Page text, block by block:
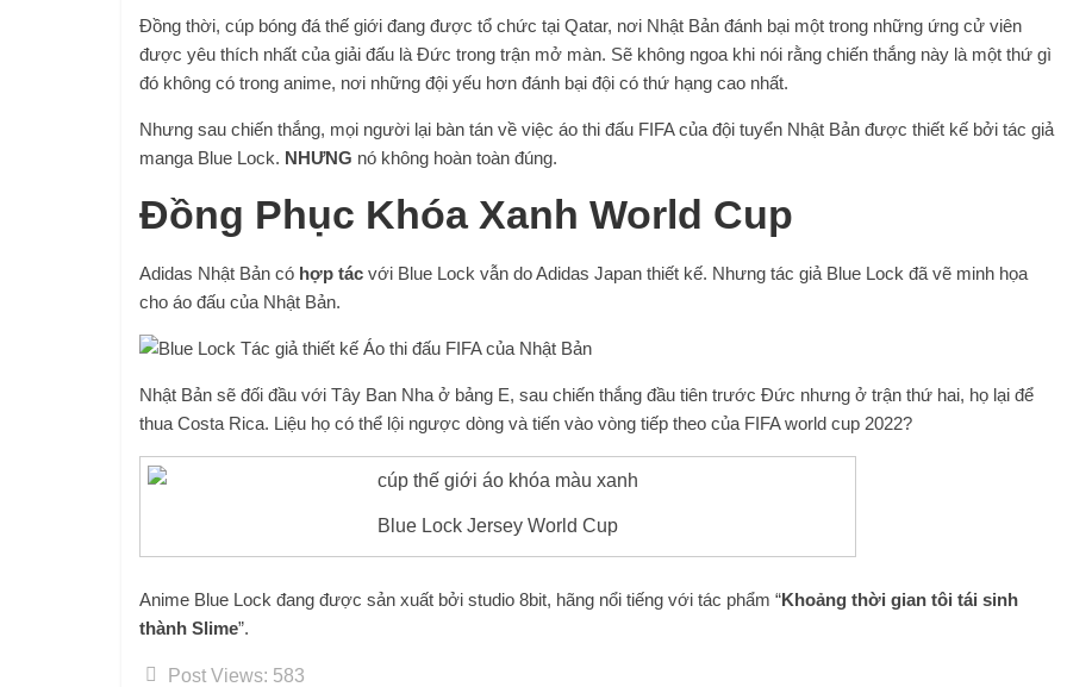
Đồng thời, cúp bóng đá thế giới đang được tổ chức tại Qatar, nơi Nhật Bản đánh bại một trong những ứng cử viên
được yêu thích nhất của giải đấu là Đức trong trận mở màn. Sẽ không ngoa khi nói rằng chiến thắng này là một thứ gì
đó không có trong anime, nơi những đội yếu hơn đánh bại đội có thứ hạng cao nhất.
Nhưng sau chiến thắng, mọi người lại bàn tán về việc áo thi đấu FIFA của đội tuyển Nhật Bản được thiết kế bởi tác giả
manga Blue Lock. NHƯNG nó không hoàn toàn đúng.
Đồng Phục Khóa Xanh World Cup
Adidas Nhật Bản có hợp tác với Blue Lock vẫn do Adidas Japan thiết kế. Nhưng tác giả Blue Lock đã vẽ minh họa
cho áo đấu của Nhật Bản.
Nhật Bản sẽ đối đầu với Tây Ban Nha ở bảng E, sau chiến thắng đầu tiên trước Đức nhưng ở trận thứ hai, họ lại để
thua Costa Rica. Liệu họ có thể lội ngược dòng và tiến vào vòng tiếp theo của FIFA world cup 2022?
Blue Lock Jersey World Cup
Anime Blue Lock đang được sản xuất bởi studio 8bit, hãng nổi tiếng với tác phẩm “Khoảng thời gian tôi tái sinh
thành Slime”.
Post Views: 583